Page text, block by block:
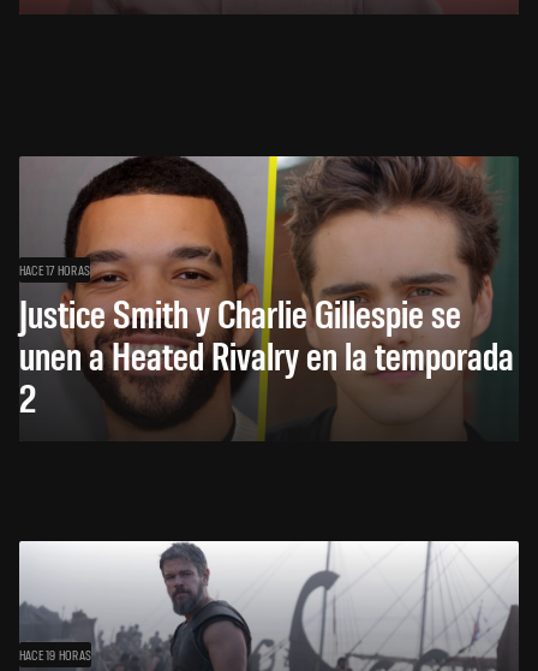
HACE 17 HORAS
Justice Smith y Charlie Gillespie se
unen a Heated Rivalry en la temporada
2
HACE 19 HORAS